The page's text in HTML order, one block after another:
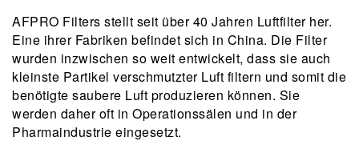
AFPRO Filters stellt seit über 40 Jahren Luftfilter her.
Eine ihrer Fabriken befindet sich in China. Die Filter
wurden inzwischen so weit entwickelt, dass sie auch
kleinste Partikel verschmutzter Luft filtern und somit die
benötigte saubere Luft produzieren können. Sie
werden daher oft in Operationssälen und in der
Pharmaindustrie eingesetzt.